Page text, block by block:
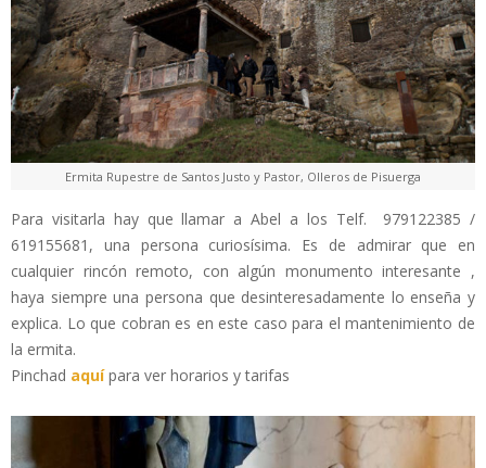
Ermita Rupestre de Santos Justo y Pastor, Olleros de Pisuerga
Para visitarla hay que llamar a Abel a los Telf. 979122385 /
619155681, una persona curiosísima. Es de admirar que en
cualquier rincón remoto, con algún monumento interesante ,
haya siempre una persona que desinteresadamente lo enseña y
explica. Lo que cobran es en este caso para el mantenimiento de
la ermita.
Pinchad aquí para ver horarios y tarifas